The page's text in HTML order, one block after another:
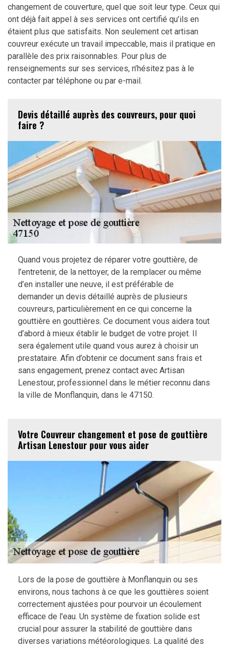
changement de couverture, quel que soit leur type. Ceux qui
ont déjà fait appel à ses services ont certifié qu’ils en
étaient plus que satisfaits. Non seulement cet artisan
couvreur exécute un travail impeccable, mais il pratique en
parallèle des prix raisonnables. Pour plus de
renseignements sur ses services, n’hésitez pas à le
contacter par téléphone ou par e-mail.
Devis détaillé auprès des couvreurs, pour quoi
faire ?
Quand vous projetez de réparer votre gouttière, de
l’entretenir, de la nettoyer, de la remplacer ou même
d’en installer une neuve, il est préférable de
demander un devis détaillé auprès de plusieurs
couvreurs, particulièrement en ce qui concerne la
gouttière en gouttières. Ce document vous aidera tout
d’abord à mieux établir le budget de votre projet. Il
sera également utile quand vous aurez à choisir un
prestataire. Afin d’obtenir ce document sans frais et
sans engagement, prenez contact avec Artisan
Lenestour, professionnel dans le métier reconnu dans
la ville de Monflanquin, dans le 47150.
Votre Couvreur changement et pose de gouttière
Artisan Lenestour pour vous aider
Lors de la pose de gouttière à Monflanquin ou ses
environs, nous tachons à ce que les gouttières soient
correctement ajustées pour pourvoir un écoulement
efficace de l'eau. Un système de fixation solide est
crucial pour assurer la stabilité de gouttière dans
diverses variations météorologiques. La qualité des